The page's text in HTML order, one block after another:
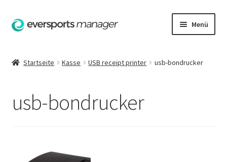
Zur
Navigation
Zum
Inhalt
Menü
Datenschutzerklärung
Impressum
Startseite Kasse USB receipt printer usb-bondrucker
usb-bondrucker